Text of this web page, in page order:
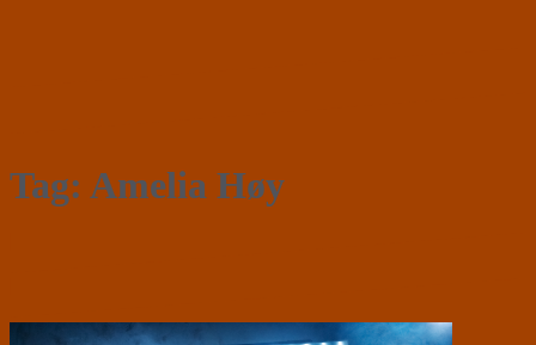
Tag: Amelia Høy